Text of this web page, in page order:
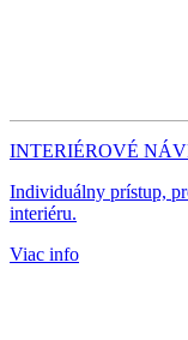
INTERIÉROVÉ
Individuálny prístup,
interiéru.
Viac info